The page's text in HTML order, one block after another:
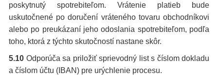
poskytnutý spotrebiteľom. Vrátenie platieb bude
uskutočnené po doručení vráteného tovaru obchodníkovi
alebo po preukázaní jeho odoslania spotrebiteľom, podľa
toho, ktorá z týchto skutočností nastane skôr.
5.10 Odporúča sa priložiť sprievodný list s číslom dokladu
a číslom účtu (IBAN) pre urýchlenie procesu.